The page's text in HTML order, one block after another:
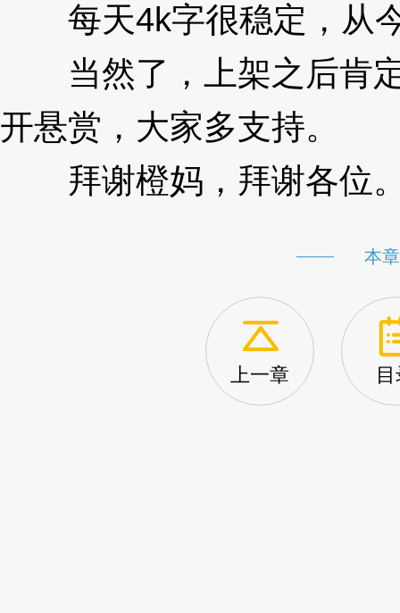
每天4k字很稳定，从
当然了，上架之后肯定
开悬赏，大家多支持。
拜谢橙妈，拜谢各位
本
上一章